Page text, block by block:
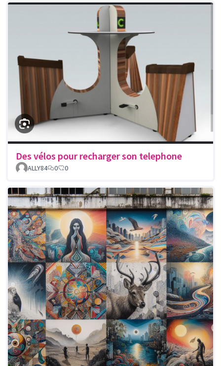
Des vélos pour recharger son telephone
ALLY84 0 0